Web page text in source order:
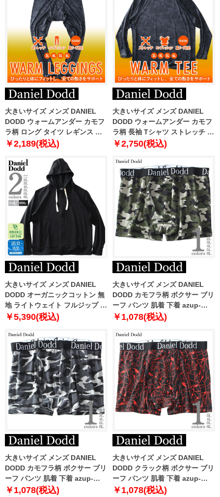
大きいサイズ メンズ DANIEL
DODD ウォームアンダー カモフ
ラ柄 ロング タイツ レギンス ス
トレッチ コンプレッション 裏ピ
￥2,189(税込)
大きいサイズ メンズ DANIEL
DODD ウォームアンダー カモフ
ラ柄 長袖 Tシャツ ストレッチ コ
ンプレッション 裏ピーチ起毛 迷
￥2,750(税込)
大きいサイズ メンズ DANIEL
DODD オーガニックコットン 無
地 ライトウェイト フルジップ パ
ーカー azsw-009014
￥5,390(税込)
大きいサイズ メンズ DANIEL
DODD カモフラ柄 ボクサー ブリ
ーフ パンツ 肌着 下着 azup-
239051c
￥1,078(税込)
大きいサイズ メンズ DANIEL
DODD カモフラ柄 ボクサー ブリ
ーフ パンツ 肌着 下着 azup-
239052c
￥1,078(税込)
大きいサイズ メンズ DANIEL
DODD クラック柄 ボクサー ブリ
ーフ パンツ 肌着 下着 azup-
239073c
￥1,078(税込)